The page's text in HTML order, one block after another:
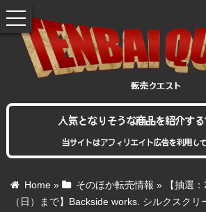
人気となりそうな商品を紹介する
当サイトはアフィリエイト広告を利用し
Home » そのほか転売情報 »
【抽選
（日）まで】Backside works. シルクスクリ
toggle
navigation